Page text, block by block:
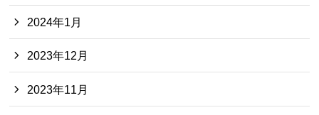
2024年1月
2023年12月
2023年11月